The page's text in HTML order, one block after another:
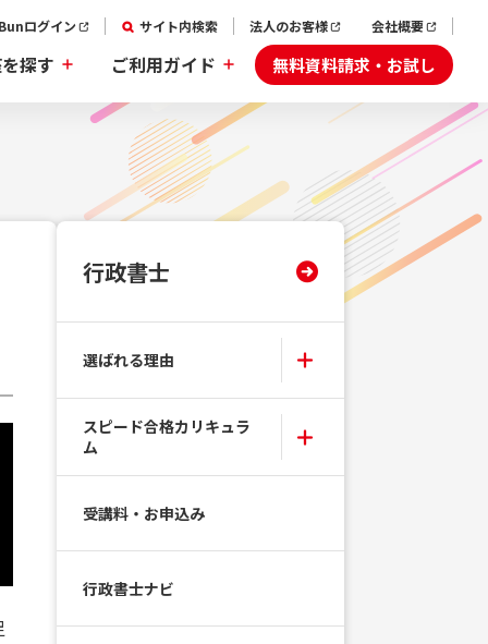
ログイン サイト内検索 法人のお客様 会社概要
探す ご利用ガイド 無料資料請求・お試し
行政書士
選ばれる理由
スピード合格カリキュラ
ム
受講料・お申込み
行政書士ナビ